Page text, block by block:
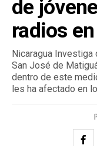
de
radios
Nicaragua
San José de
dentro de este
les ha afectado en